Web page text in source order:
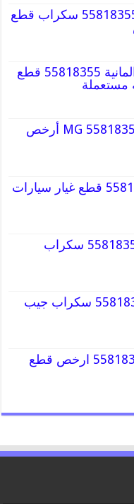
قطع غيار كاديلاك 55818355 سكراب قطع
قطع غيار سيارات المانية 55818355 قطع
مستعملة
قطع غيار أم جي MG 55818355 أرخص
قطع غيار كيا 55818355 قطع غيار سيارات
قطع غيار باجيرو 55818355 سكراب
قطع غيار جيب 55818355 سكراب جيب
قطع غيار دودج 55818355 ارخص قطع